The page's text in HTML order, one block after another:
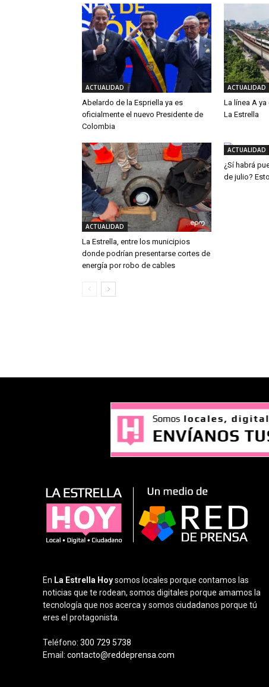
ACTUALIDAD
Abelardo de la Espriella ya es
oficialmente el nuevo Presidente de
Colombia
ACTUALIDAD
La línea A
La Estrella
ACTUALIDAD
La Estrella, entre los municipios
donde podrían presentarse cortes de
energía por robo de cables
ACTUALIDAD
¿Sí habrá
de julio?
En La Estrella Hoysomos locales porque contamos las
noticias que te rodean, somos digitales porque amamos la
tecnología que nos acerca y somos ciudadanos porque tú
eres el protagonista.
Teléfono: 300 729 5738
Email: contacto@reddeprensa.com